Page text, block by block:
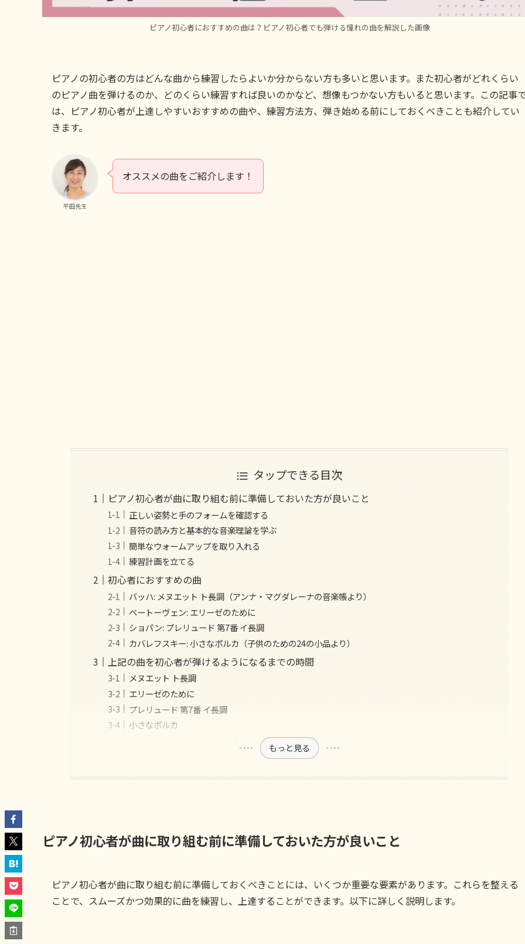
ピアノ初心者におすすめの曲は？ピアノ初心者でも弾ける憧れの曲を解説した画像
ピアノの初心者の方はどんな曲から練習したらよいか分からない方も多いと思います。また初心者がどれくらい
のピアノ曲を弾けるのか、どのくらい練習すれば良いのかなど、想像もつかない方もいると思います。この記事
は、ピアノ初心者が上達しやすいおすすめの曲や、練習方法方、弾き始める前にしておくべきことも紹介してい
きます。
平田先生
オススメの曲をご紹介します！
タップできる目次
ピアノ初心者が曲に取り組む前に準備しておいた方が良いこと
正しい姿勢と手のフォームを確認する
音符の読み方と基本的な音楽理論を学ぶ
簡単なウォームアップを取り入れる
練習計画を立てる
初心者におすすめの曲
バッハ: メヌエット ト長調（アンナ・マグダレーナの音楽帳より）
ベートーヴェン: エリーゼのために
ショパン: プレリュード 第7番 イ長調
カバレフスキー: 小さなポルカ（子供のための24の小品より）
上記の曲を初心者が弾けるようになるまでの時間
メヌエット ト長調
エリーゼのために
プレリュード 第7番 イ長調
小さなポルカ
もっと見る
ピアノ初心者が曲に取り組む前に準備しておいた方が良いこと
ピアノ初心者が曲に取り組む前に準備しておくべきことには、いくつか重要な要素があります。これらを整える
ことで、スムーズかつ効果的に曲を練習し、上達することができます。以下に詳しく説明します。